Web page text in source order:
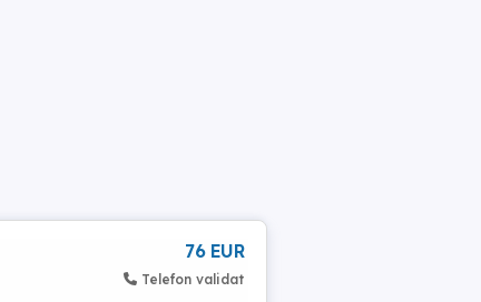
76 EUR
Telefon validat